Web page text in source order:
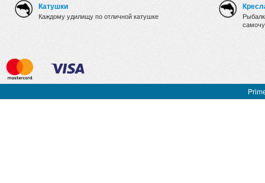
Катушки
Каждому удилищу по отличной катушке